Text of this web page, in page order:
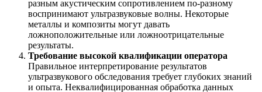
разным акустическим сопротивлением по-разному
воспринимают ультразвуковые волны. Некоторые
металлы и композиты могут давать
ложноположительные или ложноотрицательные
результаты.
Требование высокой квалификации оператора
Правильное интерпретирование результатов
ультразвукового обследования требует глубоких знаний
и опыта. Неквалифицированная обработка данных